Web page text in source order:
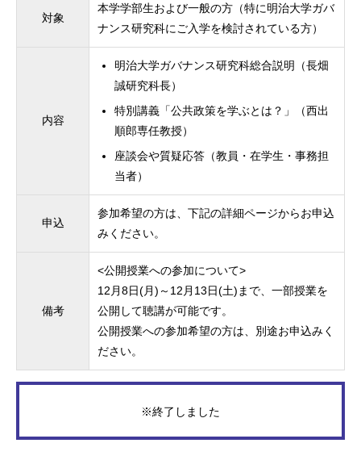
対象
本学学部生および一般の方（特に明治大学ガバ
ナンス研究科にご入学を検討されている方）
内容
明治大学ガバナンス研究科総合説明（長畑
誠研究科長）
特別講義「公共政策を学ぶとは？」（西出
順郎専任教授）
座談会や質疑応答（教員・在学生・事務担
当者）
申込
参加希望の方は、下記の詳細ページからお申込
みください。
備考
<公開授業への参加について>
12月8日(月)～12月13日(土)まで、一部授業を
公開して聴講が可能です。
公開授業への参加希望の方は、別途お申込みく
ださい。
※終了しました